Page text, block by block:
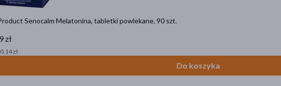
Senocalm Melatonina, tabletki powlekane, 90 szt.
zł
zł
Do koszyka